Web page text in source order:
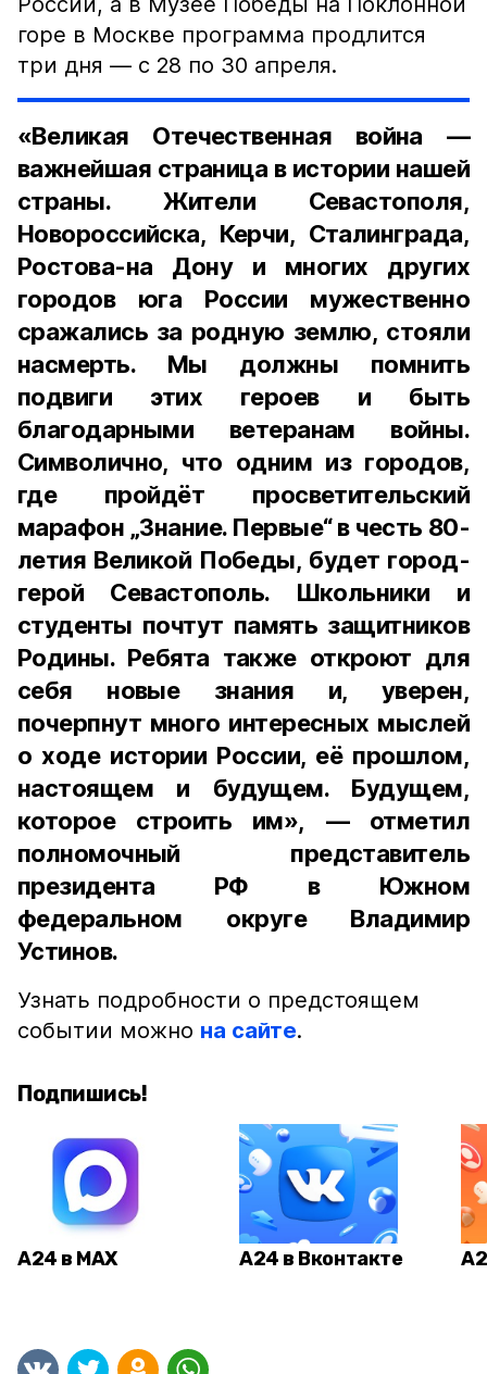
горе в Москве программа продлится
три дня –– с 28 по 30 апреля.
«Великая Отечественная война —
важнейшая страница в истории нашей
страны. Жители Севастополя,
Новороссийска, Керчи, Сталинграда,
Ростова-на Дону и многих других
городов юга России мужественно
сражались за родную землю, стояли
насмерть. Мы должны помнить
подвиги этих героев и быть
благодарными ветеранам войны.
Символично, что одним из городов,
где пройдёт просветительский
марафон „Знание. Первые“ в честь 80-
летия Великой Победы, будет город-
герой Севастополь. Школьники и
студенты почтут память защитников
Родины. Ребята также откроют для
себя новые знания и, уверен,
почерпнут много интересных мыслей
о ходе истории России, её прошлом,
настоящем и будущем. Будущем,
которое строить им»,
­— отметил
полномочный представитель
президента РФ в Южном
федеральном округе Владимир
Устинов.
Узнать подробности о предстоящем
событии можно на сайте.
Подпишись!
А24 в MAX А24 в Вконтакте